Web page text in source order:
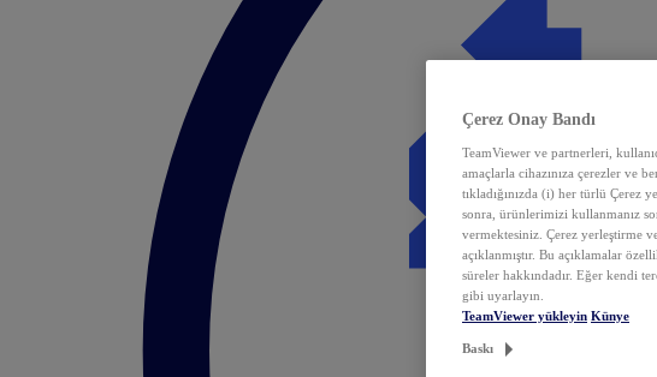
Çerez Onay Bandı
TeamViewer ve partnerleri,
amaçlarla cihazınıza çerezler ve
tıkladığınızda (i) her türlü Çerez
sonra, ürünlerimizi kullanmanız
vermektesiniz. Çerez yerleştirme
açıklanmıştır. Bu açıklamalar
süreler hakkındadır. Eğer kendi
gibi uyarlayın.
TeamViewer yükleyin Künye
Baskı